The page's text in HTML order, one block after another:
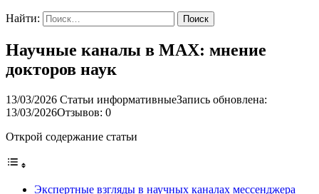
Найти:
Научные каналы в MAX: мнение
докторов наук
13/03/2026 Статьи информативныеЗапись обновлена:
13/03/2026Отзывов: 0
Открой содержание статьи
Экспертные взгляды в научных каналах мессенджера